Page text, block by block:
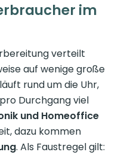
im
verteilt
auf wenige große
läuft rund um die Uhr,
Durchgang viel
und Homeoffice
dazu kommen
. Als Faustregel gilt: